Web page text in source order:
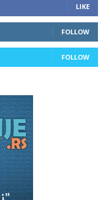
LIKE
FOLLOW
FOLLOW